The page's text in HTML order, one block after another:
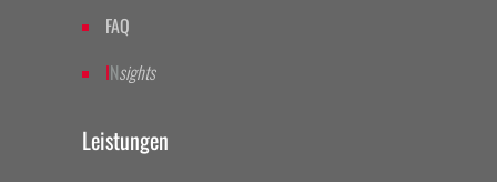
FAQ
INsights
Leistungen